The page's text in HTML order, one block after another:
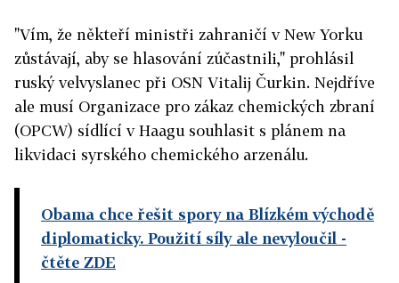
"Vím, že někteří ministři zahraničí v New Yorku
zůstávají, aby se hlasování zúčastnili," prohlásil
ruský velvyslanec při OSN Vitalij Čurkin. Nejdříve
ale musí Organizace pro zákaz chemických zbraní
(OPCW) sídlící v Haagu souhlasit s plánem na
likvidaci syrského chemického arzenálu.
Obama chce řešit spory na Blízkém východě
diplomaticky. Použití síly ale nevyloučil -
čtěte ZDE